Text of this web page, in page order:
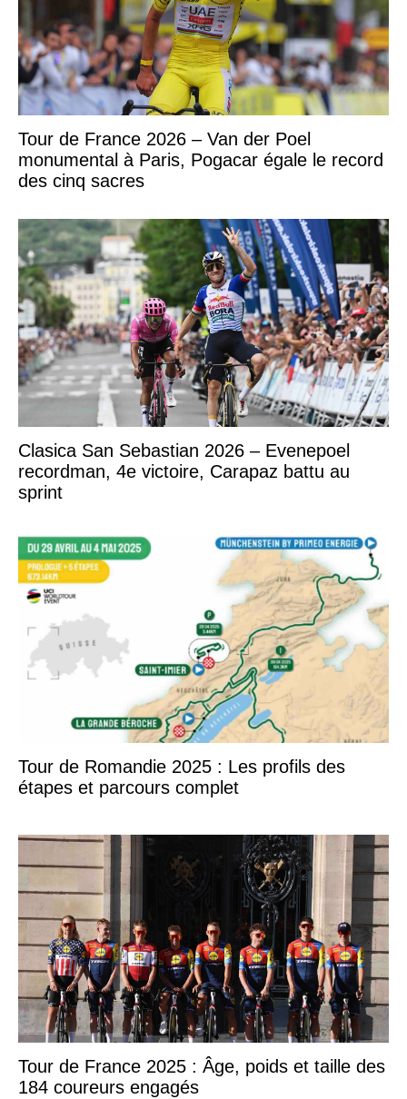
Tour de France 2026 – Van der Poel
monumental à Paris, Pogacar égale le record
des cinq sacres
Clasica San Sebastian 2026 – Evenepoel
recordman, 4e victoire, Carapaz battu au
sprint
Tour de Romandie 2025 : Les profils des
étapes et parcours complet
Tour de France 2025 : Âge, poids et taille des
184 coureurs engagés